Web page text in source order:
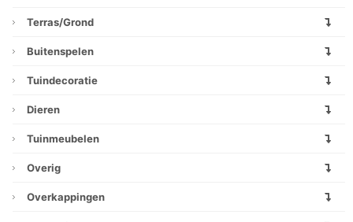
Terras/grond
Buitenspelen
Tuindecoratie
Dieren
Tuinmeubelen
Overig
Overkappingen